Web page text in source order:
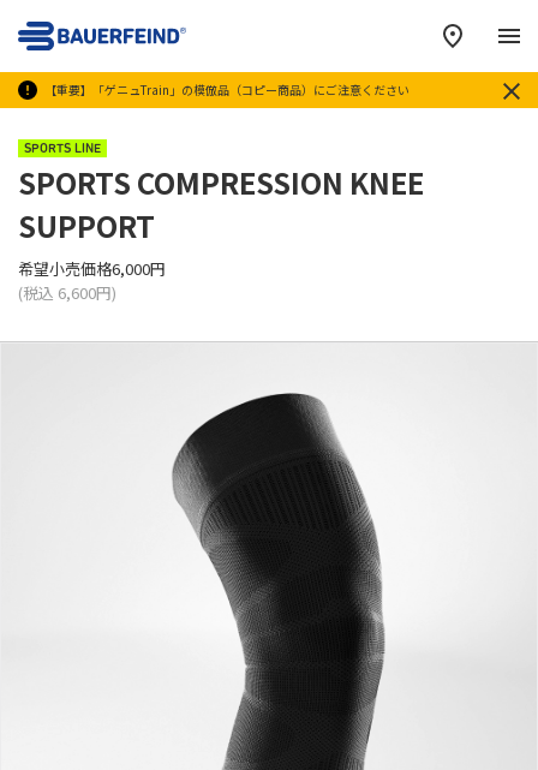
【重要】「ゲニュTrain」の模倣品（コピー商品）にご注意ください
メ
SPORTS LINE
SPORTS COMPRESSION KNEE
SUPPORT
希望小売価格6,000円
(税込 6,600円)